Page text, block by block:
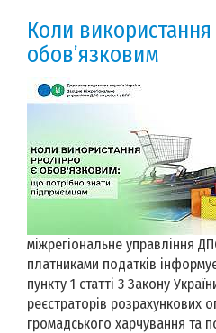
Коли
обов’язковим
міжрегіональне управління
платниками податків
пункту 1 статті 3 Закону
реєстраторів розрахункових
громадського харчування та